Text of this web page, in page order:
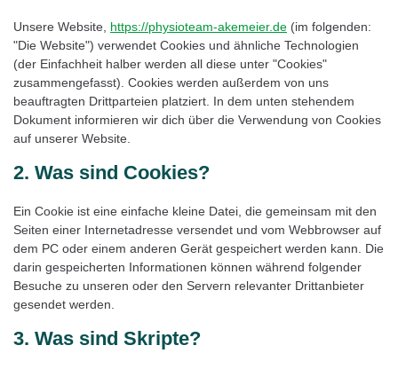
Unsere Website, https://physioteam-akemeier.de (im folgenden:
"Die Website") verwendet Cookies und ähnliche Technologien
(der Einfachheit halber werden all diese unter "Cookies"
zusammengefasst). Cookies werden außerdem von uns
beauftragten Drittparteien platziert. In dem unten stehendem
Dokument informieren wir dich über die Verwendung von Cookies
auf unserer Website.
2. Was sind Cookies?
Ein Cookie ist eine einfache kleine Datei, die gemeinsam mit den
Seiten einer Internetadresse versendet und vom Webbrowser auf
dem PC oder einem anderen Gerät gespeichert werden kann. Die
darin gespeicherten Informationen können während folgender
Besuche zu unseren oder den Servern relevanter Drittanbieter
gesendet werden.
3. Was sind Skripte?